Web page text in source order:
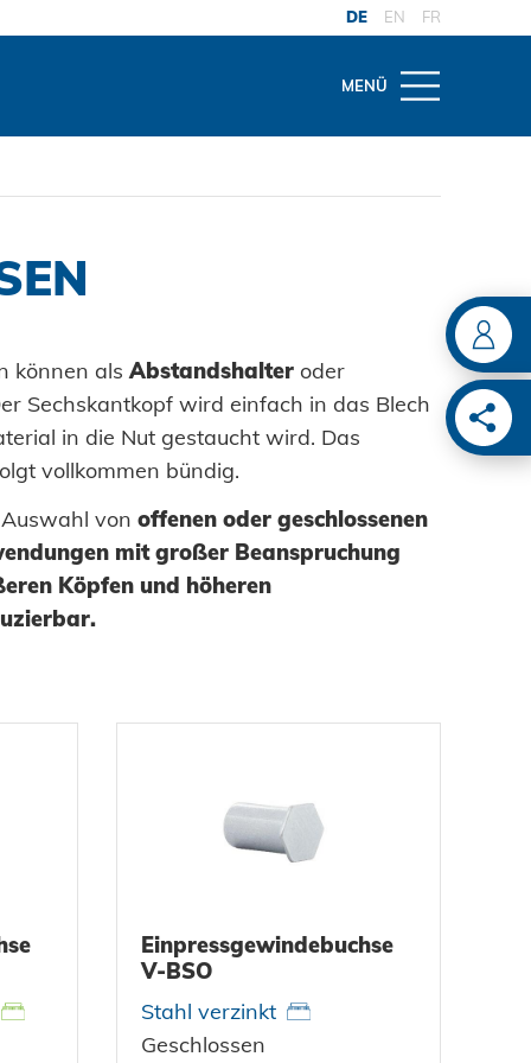
DE EN FR
MENÜ
- Das System
Anlagen
können alsAbstandshalter oder
Sechskantkopf wird einfach in das Blech
in die Nut gestaucht wird. Das
vollkommen bündig.
von offenen oder geschlossenen
mit großer Beanspruchung
Köpfen und höheren
Einpressgewindebuchse
V-BSO
Stahl verzinkt
Geschlossen